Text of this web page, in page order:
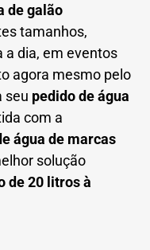
de galão
tamanhos,
a dia, em eventos
agora mesmo pelo
seu pedido de água
com a
água de marcas
solução
de 20 litros à